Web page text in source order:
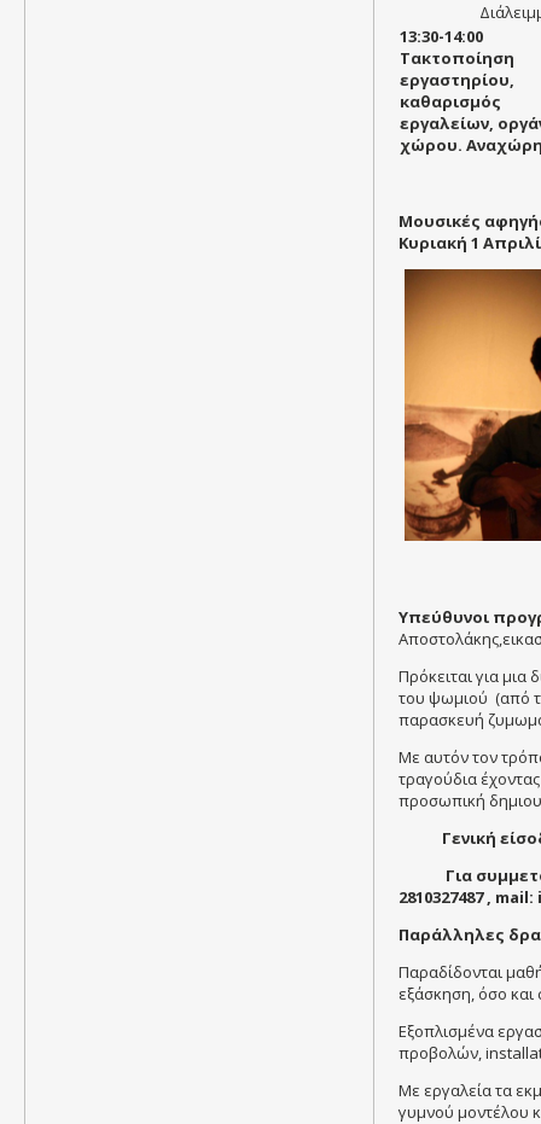
13:30-14:00
Τακτοποίηση
εργαστηρίου,
καθαρισμός
εργαλείων,
χώρου.
Moυσικές
Κυριακή 1
Υπεύθυνοι
Πρόκειται για
του ψωμιού (από
παρασκευή
Με αυτόν τον
τραγούδια
προσωπική
Γενική
Για
2810327487 , mail:
Παράλληλες
Παραδίδονται
εξάσκηση, όσο και
Εξοπλισμένα
προβολών,
Με εργαλεία τα
γυμνού μοντέλου